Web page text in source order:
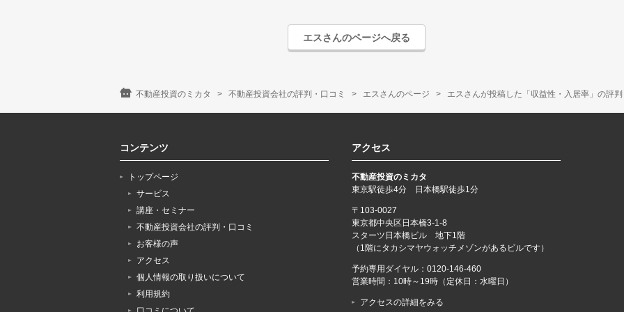
エスさんのページへ戻る
不動産投資のミカタ 不動産投資会社の評判・口コミ エスさんのページ エスさんが投稿した「収益性・入居率」の評
コンテンツ
トップページ
サービス
講座・セミナー
不動産投資会社の評判・口コミ
お客様の声
アクセス
個人情報の取り扱いについて
利用規約
アクセス
不動産投資のミカタ
東京駅徒歩4分 日本橋駅徒歩1分
〒103-0027
東京都中央区日本橋3-1-8
スターツ日本橋ビル 地下1階
（1階にタカシマヤウォッチメゾンがあるビルです）
予約専用ダイヤル：0120-146-460
営業時間：10時～19時（定休日：水曜日）
アクセスの詳細をみる